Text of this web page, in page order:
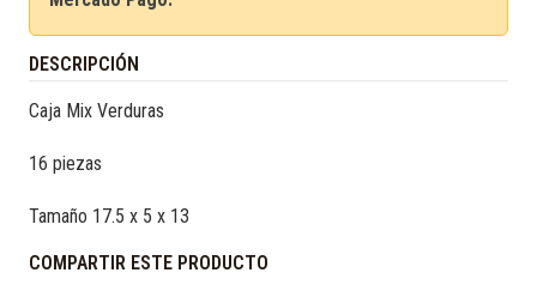
DESCRIPCIÓN
Caja Mix Verduras
16 piezas
Tamaño 17.5 x 5 x 13
COMPARTIR ESTE PRODUCTO